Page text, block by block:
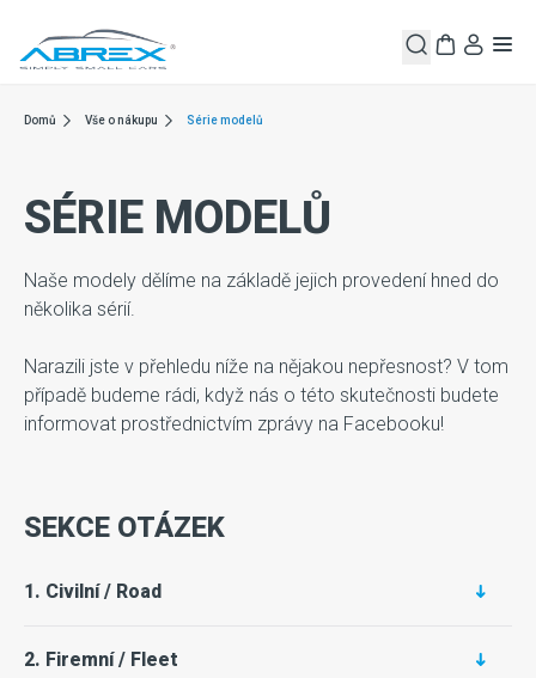
Domů Vše o nákupu Série modelů
SÉRIE MODELŮ
Naše modely dělíme na základě jejich provedení hned do
několika sérií.
Narazili jste v přehledu níže na nějakou nepřesnost? V tom
případě budeme rádi, když nás o této skutečnosti budete
informovat prostřednictvím zprávy na Facebooku!
SEKCE OTÁZEK
1. Civilní / Road
2. Firemní / Fleet